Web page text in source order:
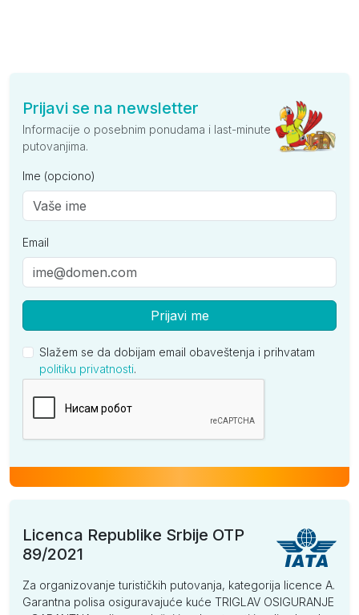
Prijavi se na newsletter
Informacije o posebnim ponudama i last-minute
putovanjima.
Ime (opciono)
Email
Prijavi me
Slažem se da dobijam email obaveštenja i prihvatam
politiku privatnosti.
Licenca Republike Srbije OTP
89/2021
Za organizovanje turističkih putovanja, kategorija licence A.
Garantna polisa osiguravajuće kuće TRIGLAV OSIGURANJE